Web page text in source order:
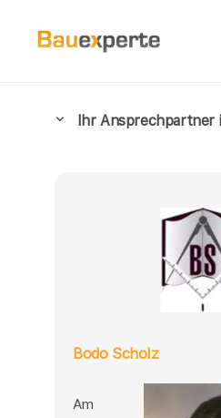
Ihr Ansprechpartner
Bodo Scholz
Am